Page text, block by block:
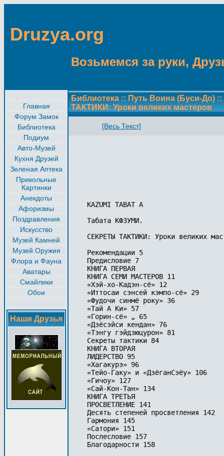
Druzya.org
Возьмемся за руки,
Главная
Форум Замок
Библиотека
Подиум
Авто-Музей
Кухня Друзей
Зеленая Аптека
Прикольные
Картинки
Анекдоты
Афоризмы
Поздравления
Искусство
Музей Камней
Музей Оружия
Флора и Фауна
Аватары
Смайлики
Обои
Наши Друзья
Библиотека :: Путь Воина (Буси-До) ::
ТАКТИКИ: Уроки великих мастеров
[Весь Текст]
KAZUMI ТАВАТ А
Табата КФЗУМИ.
СЕКРЕТЫ ТАКТИКИ: Уроки великих
Рекомендации 5
Предисловие 7
КНИГА ПЕРВАЯ
КНИГА СЕМИ МАСТЕРОВ 11
«Хэй-хо-Кадэн-сё» 12
«Иттосаи сэнсей кэмпо-сё» 29
«Фудочи синмё року» 36
«Тай А Ки» 57
«Горин-сё» „ 65
«Дзёсэйси кендан» 76
«Тэнгу гэйдзюцурон» 81
Секреты тактики 84
КНИГА ВТОРАЯ
ЛИДЕРСТВО 95
«Хагакурэ» 96
«Тейо-Гаку» и «ДзёганСэёу» 106
«Гичоу» 127
«Сай-Кон-Тан» 134
КНИГА ТРЕТЬЯ
ПРОСВЕТЛЕНИЕ 141
Десять степеней просветления 142
Гармония 145
«Сатори» 151
Послесловие 157
Благодарности 158